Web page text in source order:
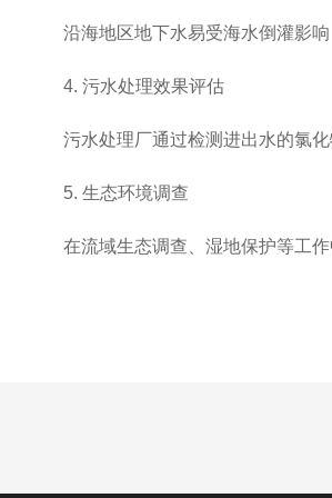
沿海地区地下水易受海水倒灌影响
4. 污水处理效果评估
污水处理厂通过检测进出水的氯化
5. 生态环境调查
在流域生态调查、湿地保护等工作